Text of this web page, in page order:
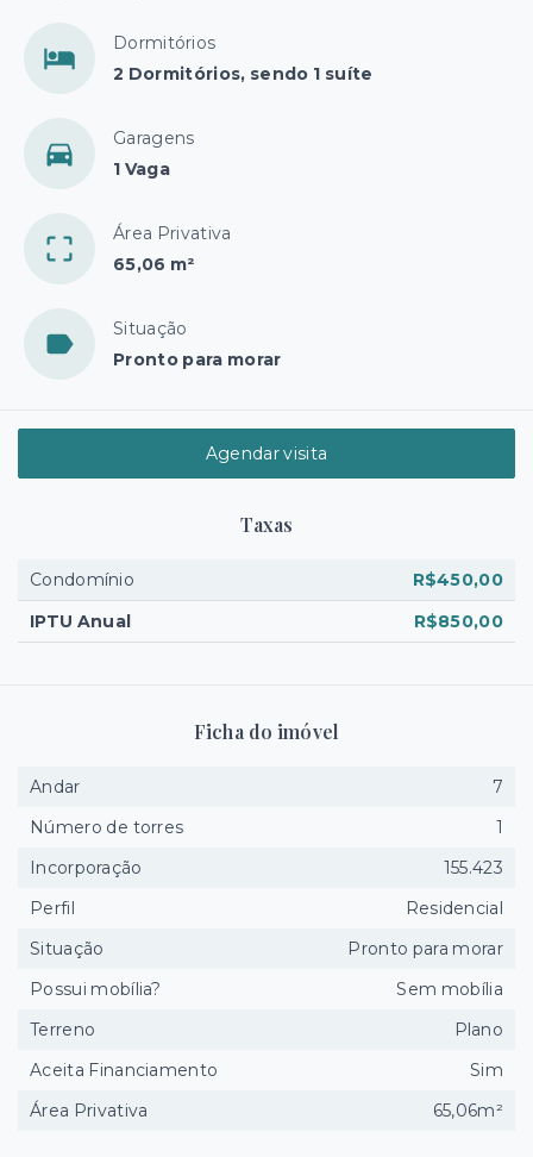
Dormitórios
2 Dormitórios, sendo 1 suíte
Garagens
1 Vaga
Área Privativa
65,06 m²
Situação
Pronto para morar
Agendar visita
Taxas
Condomínio
R$450,00
IPTU Anual
R$850,00
Ficha do imóvel
Andar
7
Número de torres
1
Incorporação
155.423
Perfil
Residencial
Situação
Pronto para morar
Possui mobília?
Sem mobília
Terreno
Plano
Aceita Financiamento
Sim
Área Privativa
65,06m²